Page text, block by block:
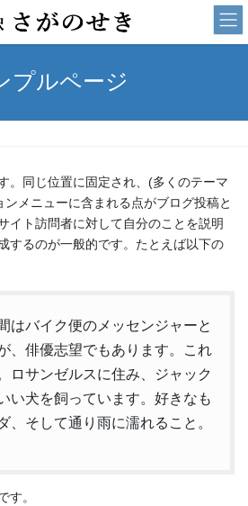
プルページ
。同じ位置に固定され、(多くのテーマ
メニューに含まれる点がブログ投稿と
イト訪問者に対して自分のことを説明
するのが一般的です。たとえば以下の
はバイク便のメッセンジャーと
、俳優志望でもあります。これ
ロサンゼルスに住み、ジャック
い犬を飼っています。好きなも
、そして通り雨に濡れること。
す。